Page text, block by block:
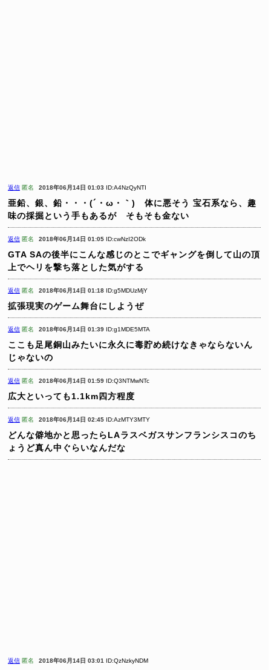
返信 匿名 2018年06月14日 01:03 ID:A4NzQyNTI
亜鉛、銀、鉛・・・(´・ω・｀) 体に悪そう 宝石系なら、趣
味の採掘という手もあるが そもそも金ない
返信 匿名 2018年06月14日 01:05 ID:cwNzI2ODk
GTA SAの後半にこんな感じのとこでギャングを倒して山の頂
上でヘリを撃ち落とした気がする
返信 匿名 2018年06月14日 01:18 ID:g5MDUzMjY
拡張現実のゲーム舞台にしようぜ
返信 匿名 2018年06月14日 01:39 ID:g1MDE5MTA
ここも足尾銅山みたいに永久に毒貯め続けなきゃならないん
じゃないの
返信 匿名 2018年06月14日 01:59 ID:Q3NTMwNTc
広大といっても1.1km四方程度
返信 匿名 2018年06月14日 02:45 ID:AzMTY3MTY
どんな僻地かと思ったらLAラスベガスサンフランシスコのち
ょうど真ん中ぐらいなんだな
返信 匿名 2018年06月14日 03:01 ID:QzNzkyNDM